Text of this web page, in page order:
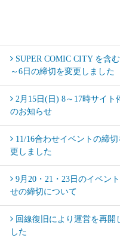
SUPER COMIC CITY を含
～6日の締切を変更しました
2月15日(日) 8～17時サイト
のお知らせ
11/16合わせイベントの締
更しました
9月20・21・23日のイベン
せの締切について
回線復旧により運営を再開
した